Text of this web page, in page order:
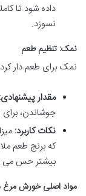
داده شود تا
نسوزد.
نمک: تنظیم طعم
نمک برای طعم دار
مقدار پیشنهادی:
جوشاندن،
نکات کاربرد:
که برنج طعم
بیشتر حس می
مواد اصلی خورش